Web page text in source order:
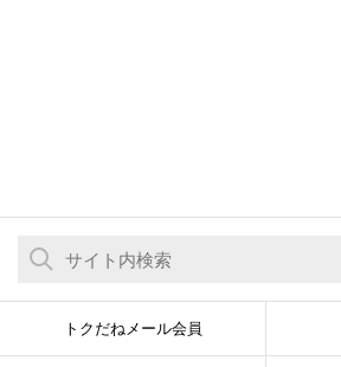
トクだねメール会員